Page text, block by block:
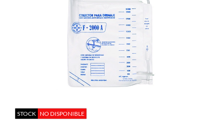
STOCK NO DISPONIBLE